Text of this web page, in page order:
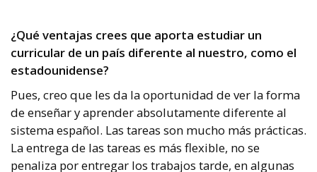
¿Qué ventajas crees que aporta estudiar un
curricular de un país diferente al nuestro, como el
estadounidense?
Pues, creo que les da la oportunidad de ver la forma
de enseñar y aprender absolutamente diferente al
sistema español. Las tareas son mucho más prácticas.
La entrega de las tareas es más flexible, no se
penaliza por entregar los trabajos tarde, en algunas